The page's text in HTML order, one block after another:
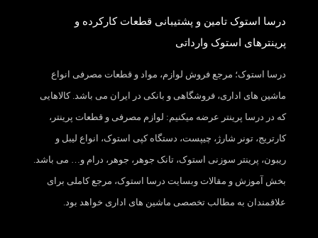
درسا استوک تامین و پشتیبانی قطعات کارکرده و
پرینترهای استوک وارداتی
درسا استوک؛ مرجع فروش لوازم، مواد و قطعات مصرفی انواع
ماشین های اداری، فروشگاهی و بانکی در ایران می باشد. کالاهایی
که در درسا پرینتر عرضه میکنیم: لوازم مصرفی و قطعات پرینتر،
کارتریج، تونر شارژ، چیپست، دستگاه کپی استوک، انواع لیبل و
ریبون، پرینتر سوزنی استوک، تانک جوهر، جوهر، درام و… می باشد.
بخش آموزش و مقالات وبسایت درسا استوک، مرجع کاملی برای
علاقمندان به مطالب تخصصی ماشین های اداری خواهد بود.